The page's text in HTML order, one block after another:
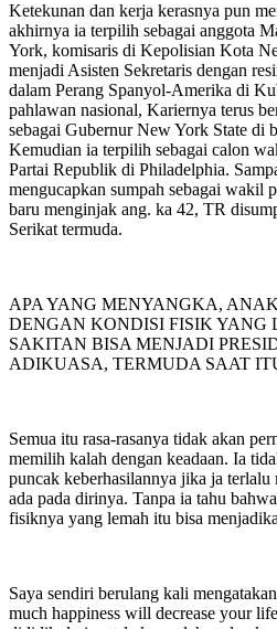
Ketekunan dan kerja kerasnya pun
akhirnya ia terpilih sebagai anggota
York, komisaris di Kepolisian Kota
menjadi Asisten Sekretaris dengan
dalam Perang Spanyol-Amerika di
pahlawan nasional, Kariernya terus
sebagai Gubernur New York State di
Kemudian ia terpilih sebagai calon
Partai Republik di Philadelphia.
mengucapkan sumpah sebagai wakil
baru menginjak ang. ka 42, TR
Serikat termuda.
APA YANG MENYANGKA,
DENGAN KONDISI FISIK YANG
SAKITAN BISA MENJADI
ADIKUASA, TERMUDA SAAT
Semua itu rasa-rasanya tidak akan
memilih kalah dengan keadaan. Ia
puncak keberhasilannya jika ja
ada pada dirinya. Tanpa ia tahu
fisiknya yang lemah itu bisa
Saya sendiri berulang kali
much happiness will decrease your